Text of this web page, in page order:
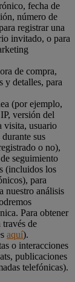
fecha de
número de
registrar una
invitado, o para
de compra,
y detalles, para
(por ejemplo,
versión del
visita, usuario
sus
o no),
seguimiento
(incluidos los
para
nuestro análisis
Para obtener
de
aquí).
o interacciones
publicaciones
telefónicas).